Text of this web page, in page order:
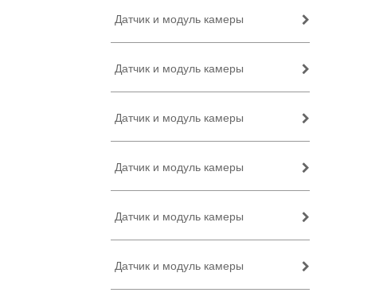
Датчик и модуль камеры
Датчик и модуль камеры
Датчик и модуль камеры
Датчик и модуль камеры
Датчик и модуль камеры
Датчик и модуль камеры